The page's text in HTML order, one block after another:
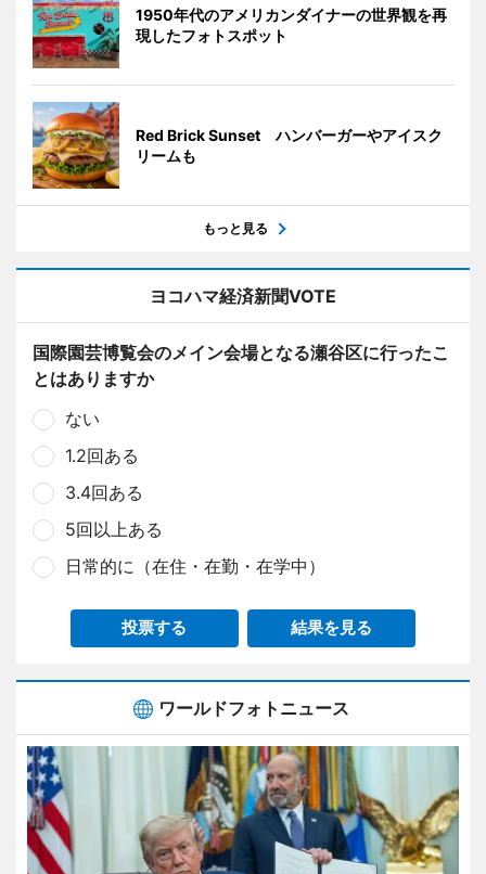
1950年代のアメリカンダイナーの世界観を再
現したフォトスポット
Red Brick Sunset ハンバーガーやアイスク
リームも
もっと見る
ヨコハマ経済新聞VOTE
国際園芸博覧会のメイン会場となる瀬谷区に行ったこ
とはありますか
ない
1.2回ある
3.4回ある
5回以上ある
日常的に（在住・在勤・在学中）
投票する 結果を見る
ワールドフォトニュース